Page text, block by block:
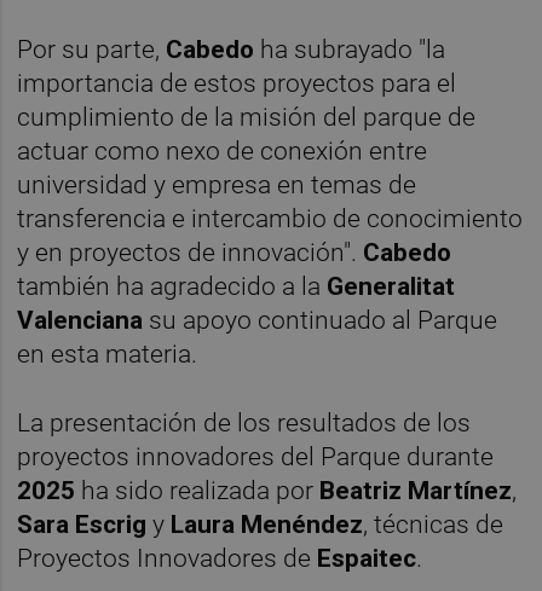
Por su parte, Cabedo ha subrayado "la
importancia de estos proyectos para el
cumplimiento de la misión del parque de
actuar como nexo de conexión entre
universidad y empresa en temas de
transferencia e intercambio de conocimiento
y en proyectos de innovación". Cabedo
también ha agradecido a la Generalitat
Valenciana su apoyo continuado al Parque
en esta materia.
La presentación de los resultados de los
proyectos innovadores del Parque durante
2025 ha sido realizada por Beatriz Martínez,
Sara Escrig y Laura Menéndez, técnicas de
Proyectos Innovadores de Espaitec.